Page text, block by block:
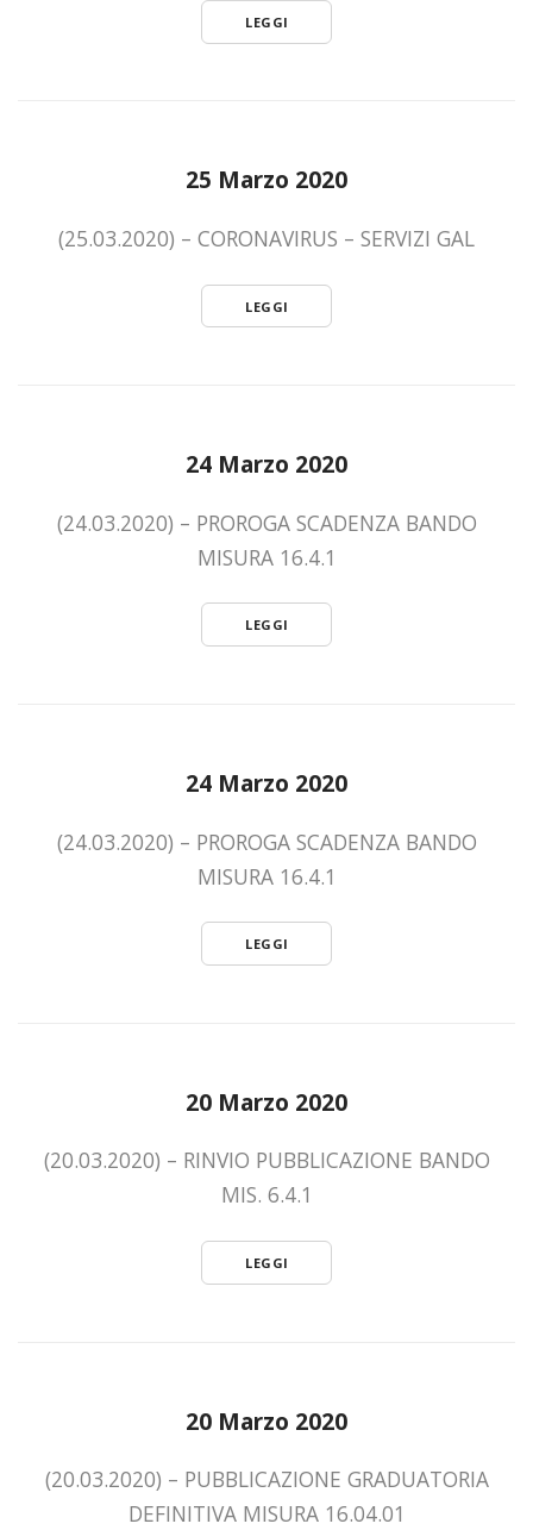
LEGGI
25 Marzo 2020
(25.03.2020) – CORONAVIRUS – SERVIZI GAL
LEGGI
24 Marzo 2020
(24.03.2020) – PROROGA SCADENZA BANDO
MISURA 16.4.1
LEGGI
24 Marzo 2020
(24.03.2020) – PROROGA SCADENZA BANDO
MISURA 16.4.1
LEGGI
20 Marzo 2020
(20.03.2020) – RINVIO PUBBLICAZIONE BANDO
MIS. 6.4.1
LEGGI
20 Marzo 2020
(20.03.2020) – PUBBLICAZIONE GRADUATORIA
DEFINITIVA MISURA 16.04.01